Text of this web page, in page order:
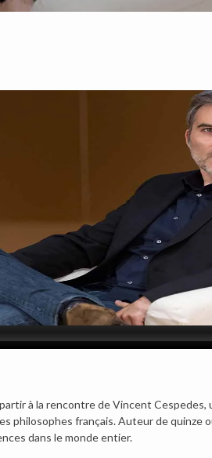
à la rencontre de Vincent Cespedes,
philosophes français. Auteur de quinze
dans le monde entier.